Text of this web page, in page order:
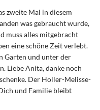
zweite Mal in diesem
was gebraucht wurde,
muss alles mitgebracht
eine schöne Zeit verlebt.
Garten und unter der
Liebe Anita, danke noch
Der Holler-Melisse-
und Familie bleibt